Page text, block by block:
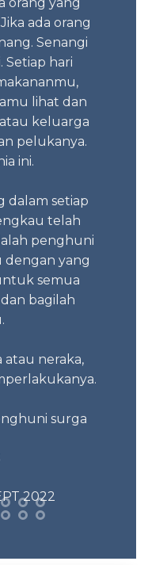
ada orang
Senangi
Setiap hari
lihat dan
keluarga
pelukanya.
ini.
dalam setiap
telah
penghuni
dengan yang
semua
bagilah
atau neraka,
surga
2022